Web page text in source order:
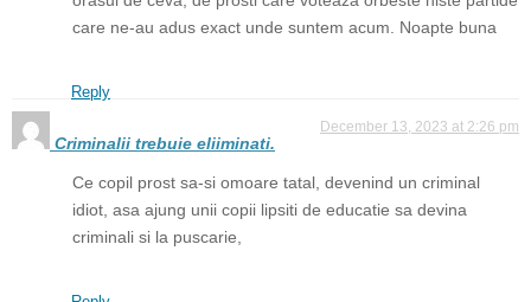
care ne-au adus exact unde suntem acum. Noapte buna
Reply
Criminalii trebuie eliiminati.
December 13, 2023 at 2:26 pm
Ce copil prost sa-si omoare tatal, devenind un criminal
idiot, asa ajung unii copii lipsiti de educatie sa devina
criminali si la puscarie,